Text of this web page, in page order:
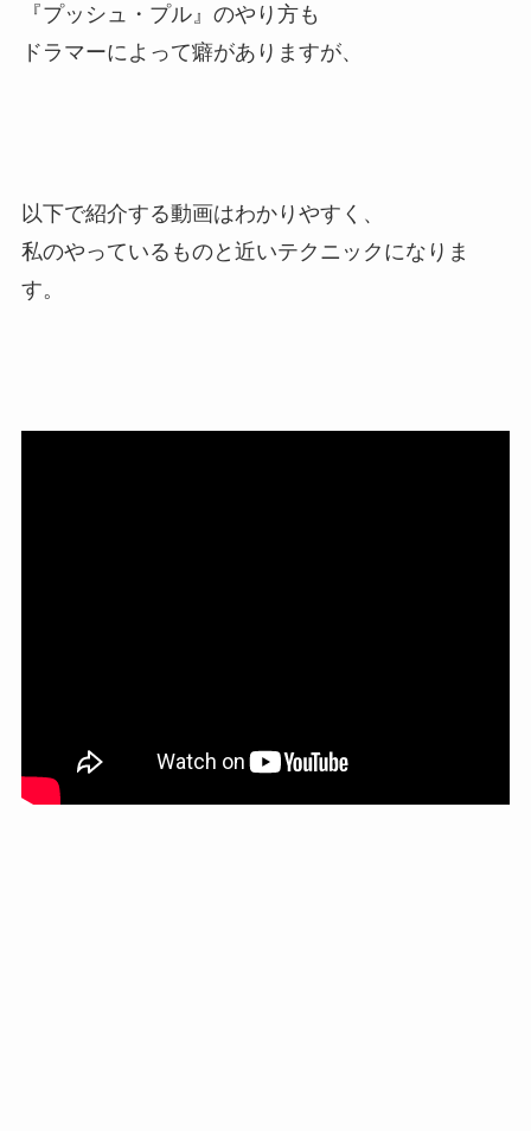
『プッシュ・プル』のやり方も
ドラマーによって癖がありますが、
以下で紹介する動画はわかりやすく、
私のやっているものと近いテクニックになりま
す。